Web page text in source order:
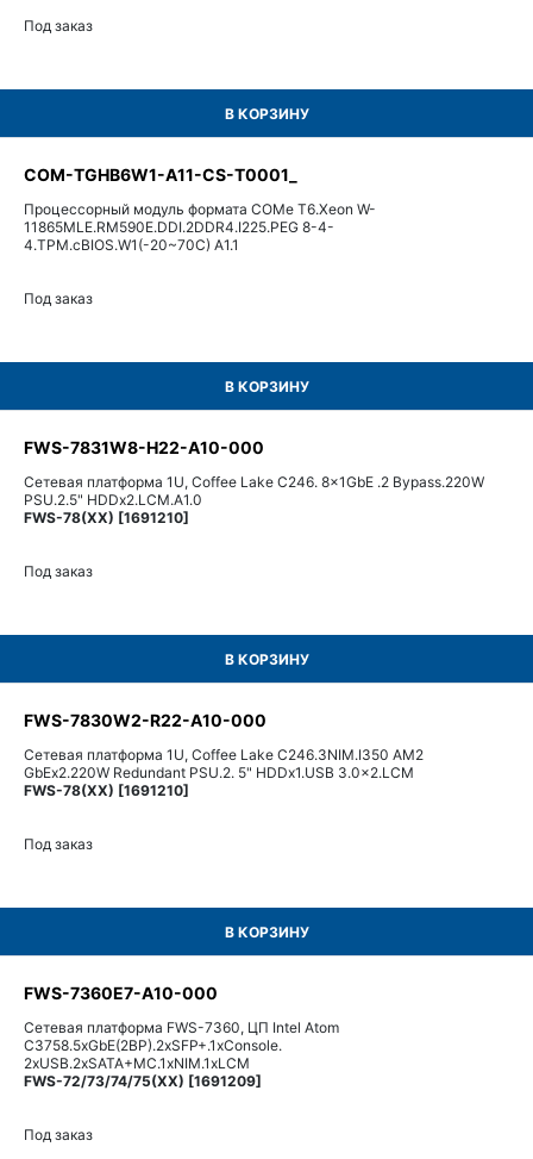
Под заказ
В КОРЗИНУ
COM-TGHB6W1-A11-CS-T0001_
Процессорный модуль формата COMe T6.Xeon W-
11865MLE.RM590E.DDI.2DDR4.I225.PEG 8-4-
4.TPM.cBIOS.W1(-20~70C) A1.1
Под заказ
В КОРЗИНУ
FWS-7831W8-H22-A10-000
Сетевая платформа 1U, Coffee Lake C246. 8x1GbE .2 Bypass.220W
PSU.2.5" HDDx2.LCM.A1.0
FWS-78(XX) [1691210]
Под заказ
В КОРЗИНУ
FWS-7830W2-R22-A10-000
Сетевая платформа 1U, Coffee Lake C246.3NIM.I350 AM2
GbEx2.220W Redundant PSU.2. 5" HDDx1.USB 3.0x2.LCM
FWS-78(XX) [1691210]
Под заказ
В КОРЗИНУ
FWS-7360E7-A10-000
Сетевая платформа FWS-7360, ЦП Intel Atom
C3758.5xGbE(2BP).2xSFP+.1xConsole.
2xUSB.2xSATA+MC.1xNIM.1xLCM
FWS-72/73/74/75(XX) [1691209]
Под заказ